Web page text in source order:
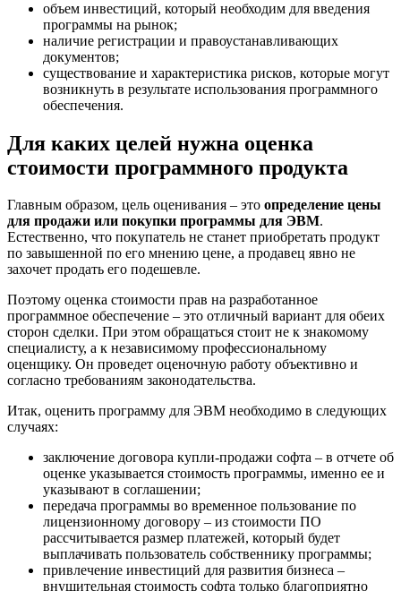
объем инвестиций, который необходим для введения
программы на рынок;
наличие регистрации и правоустанавливающих
документов;
существование и характеристика рисков, которые могут
возникнуть в результате использования программного
обеспечения.
Для каких целей нужна оценка
стоимости программного продукта
Главным образом, цель оценивания – это определение цены
для продажи или покупки программы для ЭВМ.
Естественно, что покупатель не станет приобретать продукт
по завышенной по его мнению цене, а продавец явно не
захочет продать его подешевле.
Поэтому оценка стоимости прав на разработанное
программное обеспечение – это отличный вариант для обеих
сторон сделки. При этом обращаться стоит не к знакомому
специалисту, а к независимому профессиональному
оценщику. Он проведет оценочную работу объективно и
согласно требованиям законодательства.
Итак, оценить программу для ЭВМ необходимо в следующих
случаях:
заключение договора купли-продажи софта – в отчете об
оценке указывается стоимость программы, именно ее и
указывают в соглашении;
передача программы во временное пользование по
лицензионному договору – из стоимости ПО
рассчитывается размер платежей, который будет
выплачивать пользователь собственнику программы;
привлечение инвестиций для развития бизнеса –
внушительная стоимость софта только благоприятно